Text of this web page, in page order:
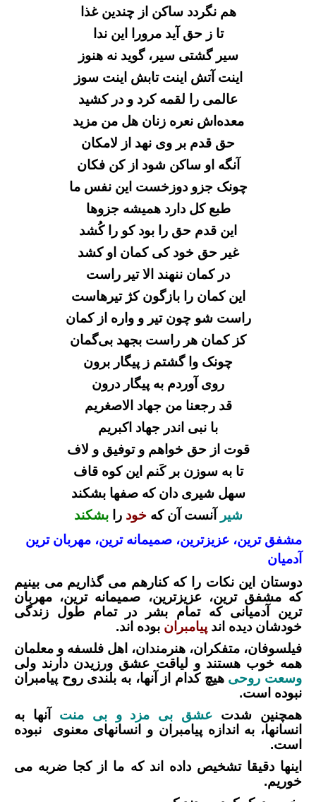
هم نگردد ساکن از چندین غذا
تا ز حق آید مرورا این ندا
سیر گشتی سیر، گوید نه هنوز
اینت آتش اینت تابش اینت سوز
عالمی را لقمه کرد و در کشید
معده‌اش نعره زنان هل من مزید
حق قدم بر وی نهد از لامکان
آنگه او ساکن شود از کن فکان
چونک جزو دوزخست این نفس ما
طبع کل دارد همیشه جزوها
این قدم حق را بود کو را کُشد
غیر حق خود کی کمان او کشد
در کمان ننهند الا تیر راست
این کمان را بازگون کژ تیرهاست
راست شو چون تیر و واره از کمان
کز کمان هر راست بجهد بی‌گمان
چونک وا گشتم ز پیگار برون
روی آوردم به پیگار درون
قد رجعنا من جهاد الاصغریم
با نبی اندر جهاد اکبریم
قوت از حق خواهم و توفیق و لاف
تا به سوزن بر کَنم این کوه قاف
سهل شیری دان که صفها بشکند
شیر
آنست آن کهخود رابشکند
مشفق ترین، عزیزترین، صمیمانه ترین، مهربان ترین
آدمیان
دوستان این نکات را که کنارهم می گذاریم می بینیم
که مشفق ترین، عزیزترین، صمیمانه ترین، مهربان
ترین آدمیانی که تمام بشر در تمام طول زندگی
خودشان دیده اند پیامبران بوده اند.
فیلسوفان، متفکران، هنرمندان، اهل فلسفه و معلمان
همه خوب هستند و لیاقت عشق ورزیدن دارند ولی
وسعت روحیهیچ کدام از آنها، به بلندی روح پیامبران
نبوده است.
همچنین شدت عشق بی مزد و بی منت آنها به
انسانها، به اندازه پیامبران و انسانهای معنوی نبوده
است.
اینها دقیقا تشخیص داده اند که ما از کجا ضربه می
خوریم.